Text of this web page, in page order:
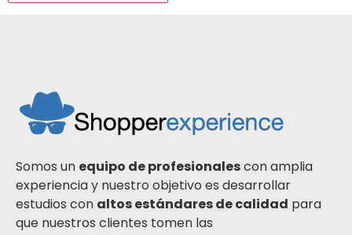
Somos un equipo de profesionalescon amplia
experiencia y nuestro objetivo es desarrollar
estudios con altos estándares de calidad para
que nuestros clientes tomen las